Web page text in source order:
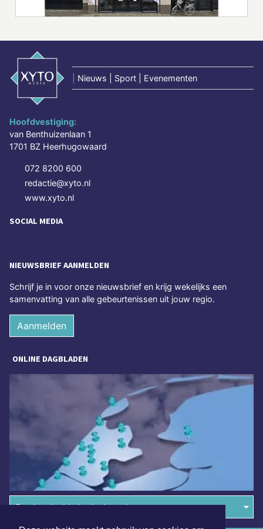
Nieuws | Sport | Evenementen
Hoofdvestiging:
van Benthuizenlaan 1
1701 BZ Heerhugowaard
072 8200 600
redactie@xyto.nl
www.xyto.nl
SOCIAL MEDIA
NIEUWSBRIEF AANMELDEN
Schrijf je in voor onze nieuwsbrief en krijg wekelijks een
samenvatting van alle gebeurtenissen uit jouw regio.
Aanmelden
ONLINE DAGBLADEN
Overige dagbladen in de regio